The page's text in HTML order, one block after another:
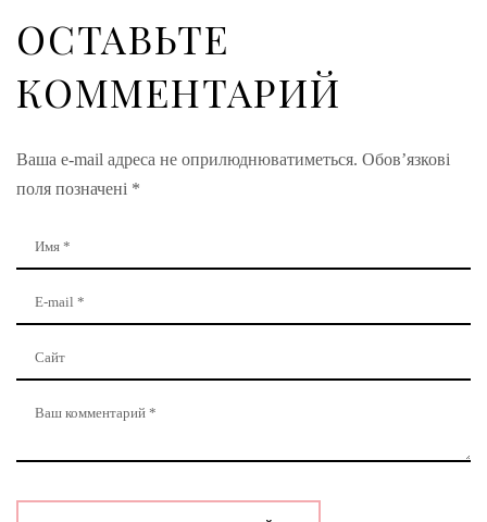
ОСТАВЬТЕ
КОММЕНТАРИЙ
Ваша e-mail адреса не оприлюднюватиметься. Обов’язкові
поля позначені *